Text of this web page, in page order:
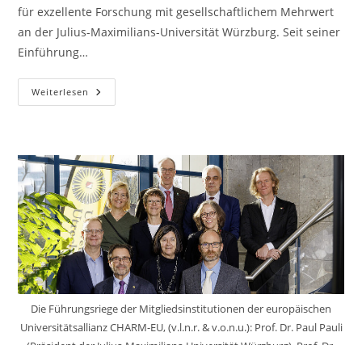
für exzellente Forschung mit gesellschaftlichem Mehrwert
an der Julius-Maximilians-Universität Würzburg. Seit seiner
Einführung…
Weiterlesen Würzburger
Förderpreis
Die Führungsriege der Mitgliedsinstitutionen der europäischen
Universitätsallianz CHARM-EU, (v.l.n.r. & v.o.n.u.): Prof. Dr. Paul Pauli